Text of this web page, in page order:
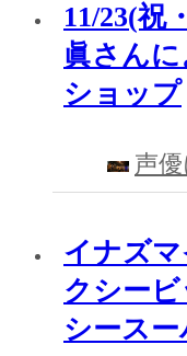
11/23(祝
眞さん
ショップ
声
イナズ
クシー
シース